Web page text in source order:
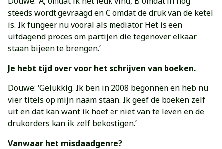
steeds wordt gevraagd en C omdat de druk van de ketel
is. Ik fungeer nu vooral als mediator. Het is een
uitdagend proces om partijen die tegenover elkaar
staan bijeen te brengen.’
Je hebt tijd over voor het schrijven van boeken.
Douwe: ‘Gelukkig. Ik ben in 2008 begonnen en heb nu
vier titels op mijn naam staan. Ik geef de boeken zelf
uit en dat kan want ik hoef er niet van te leven en de
drukorders kan ik zelf bekostigen.’
Vanwaar het misdaadgenre?